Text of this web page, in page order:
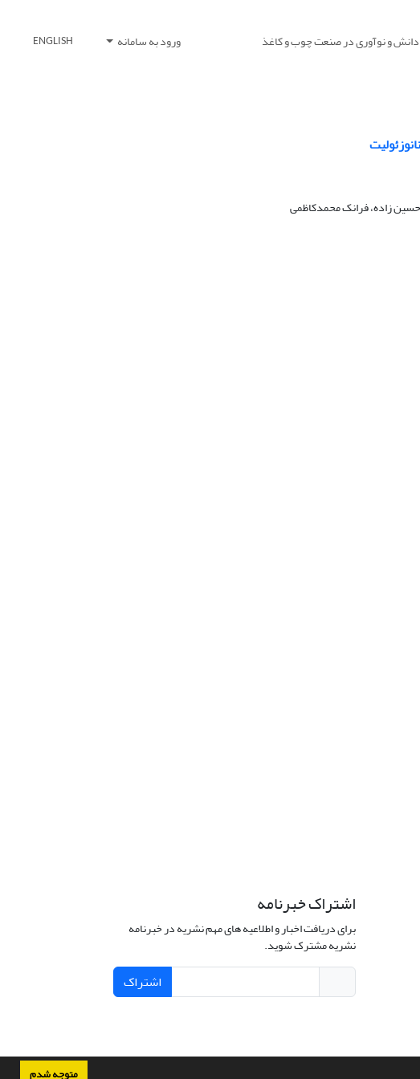
متوجه شدم
و نوآوری در صنعت چوب و کاغذ ورود به سامانه ENGLISH
زاده، فرانک محمدکاظمی
اشتراک خبرنامه
برای دریافت اخبار و اطلاعیه های مهم نشریه در خبرنامه
نشریه مشترک شوید.
اشتراک